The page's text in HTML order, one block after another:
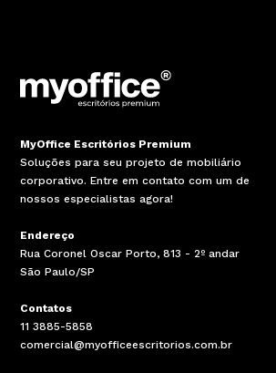
MyOffice Escritórios Premium
Soluções para seu projeto de mobiliário
corporativo. Entre em contato com um de
nossos especialistas agora!
Endereço
Rua Coronel Oscar Porto, 813 - 2º andar
São Paulo/SP
Contatos
11 3885-5858
comercial@myofficeescritorios.com.br